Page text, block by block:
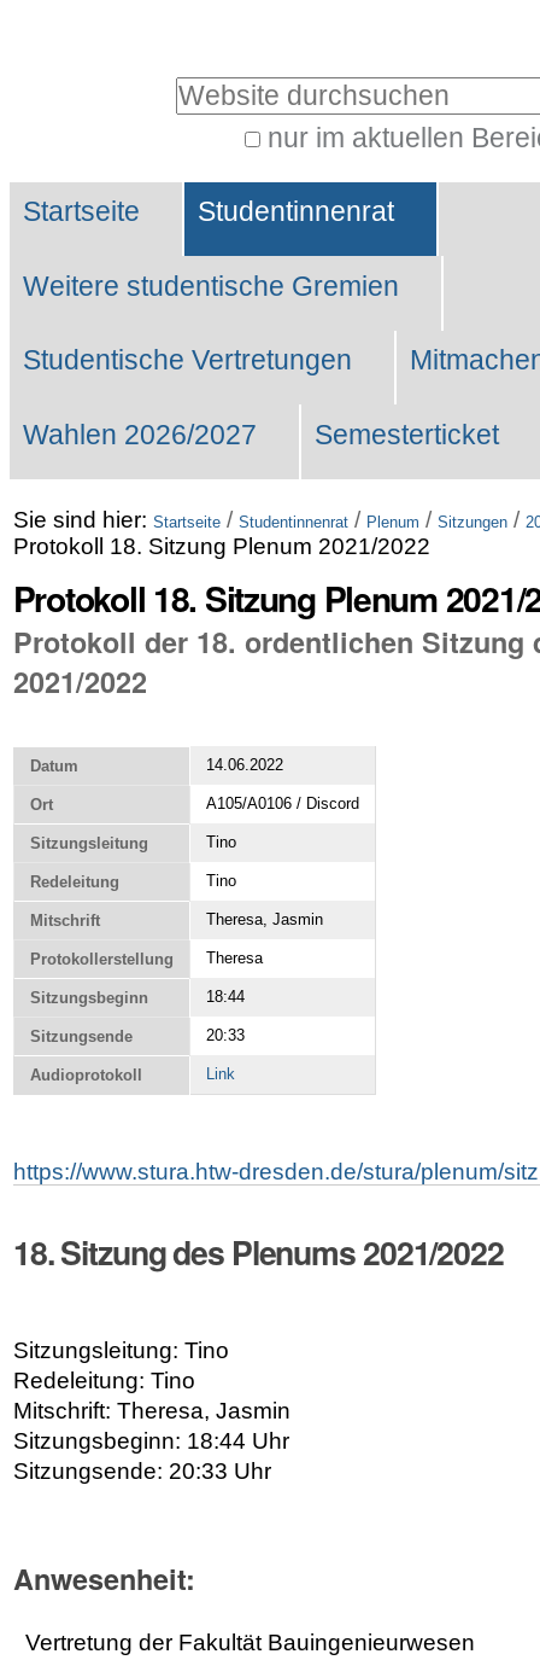
Website durchsuchen
nur im aktuellen
Suche…
Sektionen
Startseite Studentinnenrat
Weitere studentische Gremien
Studentische Vertretungen
Wahlen 2026/2027 Semesterticket
Sie sind hier: Startseite / Studentinnenrat / Plenum / Sitzungen /
Protokoll 18. Sitzung Plenum 2021/2022
Protokoll 18. Sitzung Plenum 2021/
Protokoll der 18. ordentlichen Sitzung
2021/2022
Datum 14.06.2022
Ort A105/A0106 / Discord
Sitzungsleitung Tino
Redeleitung Tino
Mitschrift Theresa, Jasmin
Protokollerstellung Theresa
Sitzungsbeginn 18:44
Sitzungsende 20:33
Audioprotokoll Link
https://www.stura.htw-dresden.de/stura/plenum/
18. Sitzung des Plenums 2021/2022
Sitzungsleitung: Tino
Redeleitung: Tino
Mitschrift: Theresa, Jasmin
Sitzungsbeginn: 18:44 Uhr
Sitzungsende: 20:33 Uhr
Anwesenheit:
Vertretung der Fakultät Bauingenieurwesen